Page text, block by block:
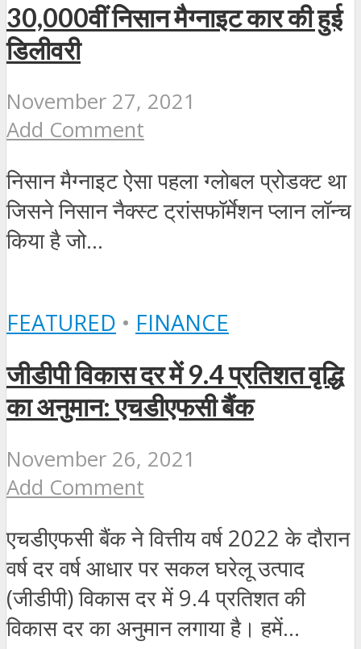
30,000वीं निसान मैग्‍नाइट कार की हुई
डिलीवरी
November 27, 2021
Add Comment
निसान मैग्‍नाइट ऐसा पहला ग्‍लोबल प्रोडक्‍ट था
जिसने निसान नैक्‍स्‍ट ट्रांसफॉर्मेशन प्‍लान लॉन्‍च
किया है जो...
FEATURED • FINANCE
जीडीपी विकास दर में 9.4 प्रतिशत वृद्धि
का अनुमान: एचडीएफसी बैंक
November 26, 2021
Add Comment
एचडीएफसी बैंक ने वित्तीय वर्ष 2022 के दौरान
वर्ष दर वर्ष आधार पर सकल घरेलू उत्पाद
(जीडीपी) विकास दर में 9.4 प्रतिशत की
विकास दर का अनुमान लगाया है। हमें...